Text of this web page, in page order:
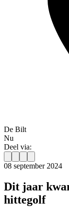
De Bilt
Nu
Deel via:
08 september 2024
Dit jaar
hittegolf